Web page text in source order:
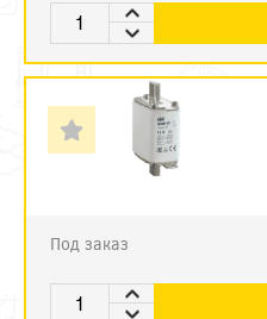
Под заказ